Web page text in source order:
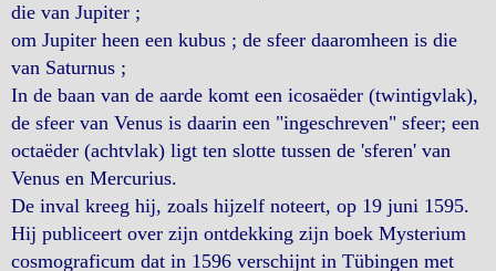
die van Jupiter ;
om Jupiter heen een kubus ; de sfeer daaromheen is die
van Saturnus ;
In de baan van de aarde komt een icosaëder (twintigvlak),
de sfeer van Venus is daarin een "ingeschreven" sfeer; een
octaëder (achtvlak) ligt ten slotte tussen de 'sferen' van
Venus en Mercurius.
De inval kreeg hij, zoals hijzelf noteert, op 19 juni 1595.
Hij publiceert over zijn ontdekking zijn boek Mysterium
cosmograficum dat in 1596 verschijnt in Tübingen met